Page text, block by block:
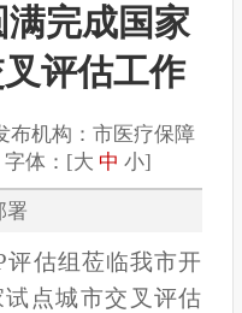
完成国家
评估工作
机构：市医疗保障
体：[大 中 小]
作部署
评估组莅临我市开
点城市交叉评估